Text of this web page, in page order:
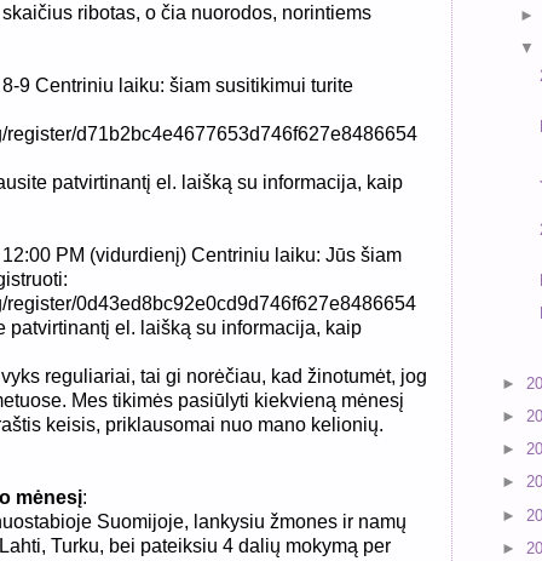
ribotas, o čia nuorodos, norintiems
9 Centriniu laiku: šiam susitikimui turite
register/d71b2bc4e4677653d746f627e8486654
patvirtinantį el. laišką su informacija, kaip
PM (vidurdienį) Centriniu laiku: Jūs šiam
register/0d43ed8bc92e0cd9d746f627e8486654
patvirtinantį el. laišką su informacija, kaip
reguliariai, tai gi norėčiau, kad žinotumėt, jog
Mes tikimės pasiūlyti kiekvieną mėnesį
keisis, priklausomai nuo mano kelionių.
mėnesį:
Suomijoje, lankysiu žmones ir namų
Turku, bei pateiksiu 4 dalių mokymą per
►
►
►
►
►
►